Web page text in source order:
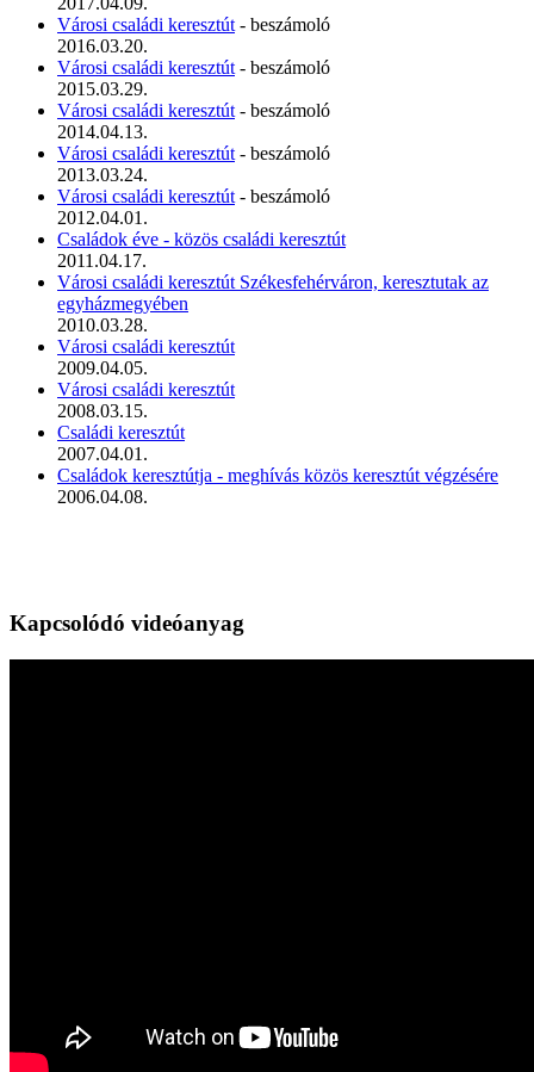
Városi családi keresztút - beszámoló
2016.03.20.
Városi családi keresztút - beszámoló
2015.03.29.
Városi családi keresztút - beszámoló
2014.04.13.
Városi családi keresztút - beszámoló
2013.03.24.
Városi családi keresztút - beszámoló
2012.04.01.
Családok éve - közös családi keresztút
2011.04.17.
Városi családi keresztút Székesfehérváron, keresztutak az
egyházmegyében
2010.03.28.
Városi családi keresztút
2009.04.05.
Városi családi keresztút
2008.03.15.
Családi keresztút
2007.04.01.
Családok keresztútja - meghívás közös keresztút végzésére
2006.04.08.
Kapcsolódó videóanyag